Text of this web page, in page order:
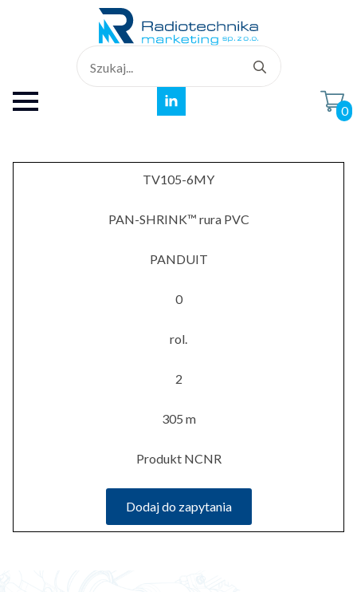
for:
0
TV105-6MY
PAN-SHRINK™ rura PVC
PANDUIT
0
rol.
2
305 m
Produkt NCNR
Dodaj do zapytania